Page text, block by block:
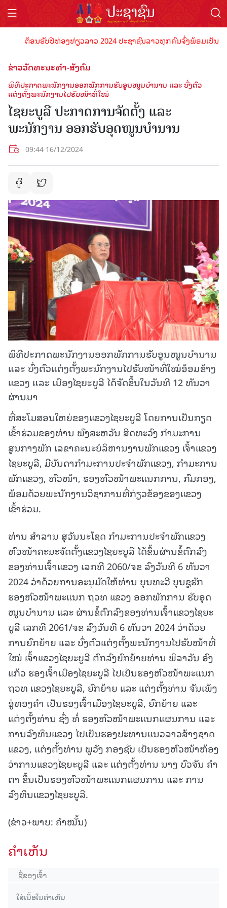
ຕ້ອນຮັບປີທ່ອງທ່ຽວລາວ 2024 ປະຊາຊົນລາວທຸກຄົນຈົ່ງພ້ອມເປັນເ
ຂ່າວວັດທະນະທຳ-ສັງຄົມ
ພິທີປະກາດພະນັກງານອອກພັກການຮັບອູນໜູນບໍານານ ແລະ ບົ່ງຕົວ
ແຕ່ງຕັ້ງພະນັກງານໄປຮັບໜ້າທີ່ໃໝ່
ໄຊຍະບູລີ ປະກາດການຈັດຕັ້ງ ແລະ
ພະນັກງານ ອອກຮັບອຸດໜູນບໍານານ
09:44 16/12/2024
ພິທີປະກາດພະນັກງານອອກພັກການຮັບອູນໜູນບໍານານ
ແລະ ບົ່ງຕົວແຕ່ງຕັ້ງພະນັກງານໄປຮັບໜ້າທີ່ໃໝ່ອ້ອມຂ້າງ
ແຂວງ ແລະ ເມືອງໄຊຍະບູລີ ໄດ້ຈັດຂຶ້ນໃນວັນທີ 12 ທັນວາ
ຜ່ານມາ
ທີ່ສະໂມສອນໃຫຍ່ຂອງແຂວງໄຊຍະບູລີ ໂດຍການເປັນກຽດ
ເຂົ້າຮ່ວມຂອງທ່ານ ພົງສະຫວັນ ສິດທະວົງ ກໍາມະການ
ສູນກາງພັກ ເລຂາຄະນະບໍລິຫານງານພັກແຂວງ ເຈົ້າແຂວງ
ໄຊຍະບູລີ, ມີບັນດາກໍາມະການປະຈໍາພັກແຂວງ, ກໍາມະການ
ພັກແຂວງ, ຫົວໜ້າ, ຮອງຫົວໜ້າພະແນກການ, ກົມກອງ,
ພ້ອມດ້ວຍພະນັກງານວິຊາການທີ່ກ່ຽວຂ້ອງຂອງແຂວງ
ເຂົ້າຮ່ວມ.
ທ່ານ ສໍາລານ ສຸວັນນະໂຊດ ກໍາມະການປະຈໍາພັກແຂວງ
ຫົວໜ້າຄະນະຈັດຕັ້ງແຂວງໄຊຍະບູລີ ໄດ້ຂຶ້ນຜ່ານຂໍ້ຕົກລົງ
ຂອງທ່ານເຈົ້າແຂວງ ເລກທີ 2060/ຈຂ ລົງວັນທີ 6 ທັນວາ
2024 ວ່າດ້ວຍການອະນຸມັດໃຫ້ທ່ານ ບຸນທະວີ ບຸນຊູຮັກ
ຮອງຫົວໜ້າພະແນກ ຖວທ ແຂວງ ອອກພັກການ ຮັບອຸດ
ໜູນບໍານານ ແລະ ຜ່ານຂໍ້ຕົກລົງຂອງທ່ານເຈົ້າແຂວງໄຊຍະ
ບູລີ ເລກທີ 2061/ຈຂ ລົງວັນທີ 6 ທັນວາ 2024 ວ່າດ້ວຍ
ການຍົກຍ້າຍ ແລະ ບົ່ງຕົວແຕ່ງຕັ້ງພະນັກງານໄປຮັບໜ້າທີ່
ໃໝ່ ເຈົ້າແຂວງໄຊຍະບູລີ ຕົກລົງຍົກຍ້າຍທ່ານ ພິລາວັນ ອົງ
ແກ້ວ ຮອງເຈົ້າເມືອງໄຊຍະບູລີ ໄປເປັນຮອງຫົວໜ້າພະແນກ
ຖວທ ແຂວງໄຊຍະບູລີ, ຍົກຍ້າຍ ແລະ ແຕ່ງຕັ້ງທ່ານ ຈັນເພັງ
ອູ່ທອງຄໍາ ເປັນຮອງເຈົ້າເມືອງໄຊຍະບູລີ, ຍົກຍ້າຍ ແລະ
ແຕ່ງຕັ້ງທ່ານ ຊົ່ງ ທໍ່ ຮອງຫົວໜ້າພະແນກແຜນການ ແລະ
ການລົງທຶນແຂວງ ໄປເປັນຮອງປະທານແນວລາວສ້າງຊາດ
ແຂວງ, ແຕ່ງຕັ້ງທ່ານ ພູວັງ ກອງຊັບ ເປັນຮອງຫົວໜ້າຫ້ອງ
ວ່າການແຂວງໄຊຍະບູລີ ແລະ ແຕ່ງຕັ້ງທ່ານ ນາງ ບົວຈັນ ຄໍາ
ຕາ ຂຶ້ນເປັນຮອງຫົວໜ້າພະແນກແຜນການ ແລະ ການ
ລົງທຶນແຂວງໄຊຍະບູລີ.
(ຂ່າວ+ພາບ: ຄໍາໝັ້ນ)
ຄໍາເຫັນ